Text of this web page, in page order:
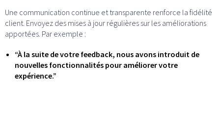
Une communication continue et transparente renforce la fidélité
client. Envoyez des mises à jour régulières sur les améliorations
apportées. Par exemple :
“À la suite de votre feedback, nous avons introduit de
nouvelles fonctionnalités pour améliorer votre
expérience.”